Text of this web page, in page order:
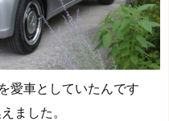
愛車としていたんです
ました。